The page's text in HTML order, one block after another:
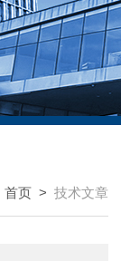
首页 > 技术文章